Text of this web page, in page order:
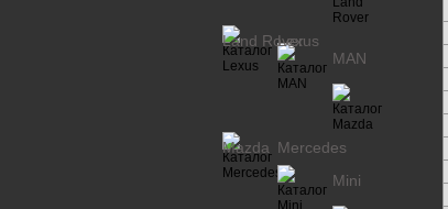
Land Rover
Lexus
MAN
Mazda Mercedes
Mini